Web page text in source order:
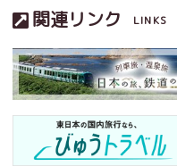
関連リンク LINKS